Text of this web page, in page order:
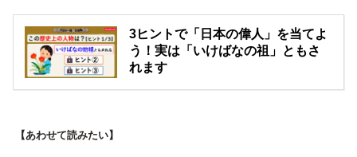
3ヒントで「日本の偉人」を当てよ
う！実は「いけばなの祖」ともさ
れます
【あわせて読みたい】